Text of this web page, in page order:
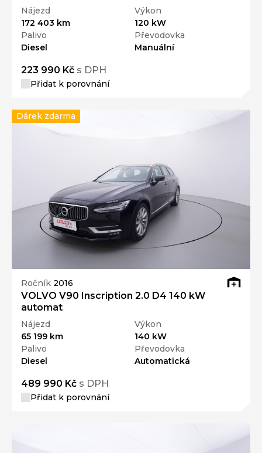
Nájezd
172 403 km
Výkon
120 kW
Palivo
Diesel
Převodovka
Manuální
223 990 Kč s DPH
Přidat k porovnání
Ročník 2016
VOLVO V90 Inscription 2.0 D4 140 kW
automat
Nájezd
65 199 km
Výkon
140 kW
Palivo
Diesel
Převodovka
Automatická
489 990 Kč s DPH
Přidat k porovnání
Dárek zdarma